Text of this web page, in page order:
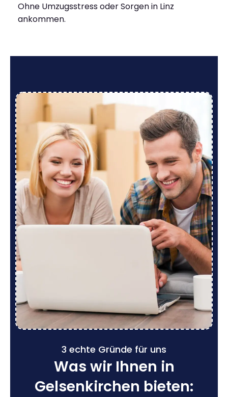
Ohne Umzugsstress oder Sorgen in Linz
ankommen.
3 echte Gründe für uns
Was wir Ihnen in
Gelsenkirchen bieten: